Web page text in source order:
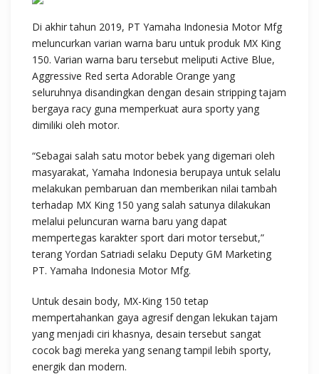
Di akhir tahun 2019, PT Yamaha Indonesia Motor Mfg
meluncurkan varian warna baru untuk produk MX King
150. Varian warna baru tersebut meliputi Active Blue,
Aggressive Red serta Adorable Orange yang
seluruhnya disandingkan dengan desain stripping tajam
bergaya racy guna memperkuat aura sporty yang
dimiliki oleh motor.
“Sebagai salah satu motor bebek yang digemari oleh
masyarakat, Yamaha Indonesia berupaya untuk selalu
melakukan pembaruan dan memberikan nilai tambah
terhadap MX King 150 yang salah satunya dilakukan
melalui peluncuran warna baru yang dapat
mempertegas karakter sport dari motor tersebut,”
terang Yordan Satriadi selaku Deputy GM Marketing
PT. Yamaha Indonesia Motor Mfg.
Untuk desain body, MX-King 150 tetap
mempertahankan gaya agresif dengan lekukan tajam
yang menjadi ciri khasnya, desain tersebut sangat
cocok bagi mereka yang senang tampil lebih sporty,
energik dan modern.